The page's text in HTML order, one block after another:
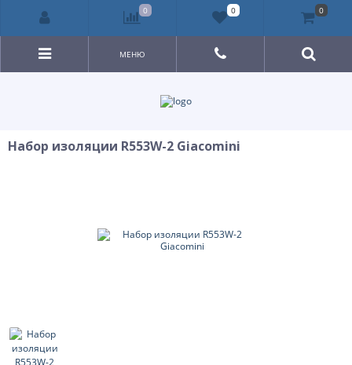
МЕНЮ
Набор изоляции R553W-2 Giacomini
0 0 0